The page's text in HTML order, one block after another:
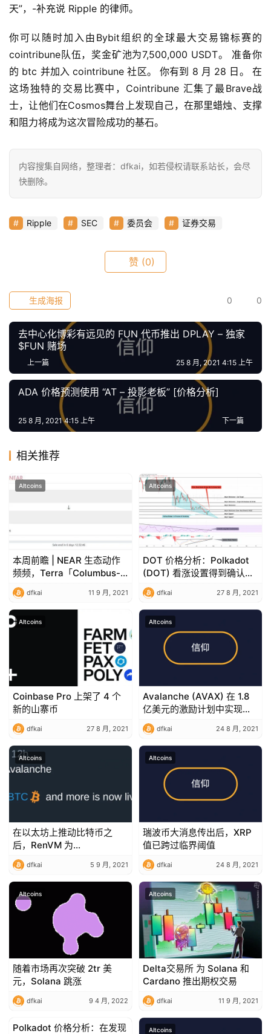
页
仰
数
常
用
工
具
推
荐
天”，-补充说 Ripple 的律师。
你可以随时加入由Bybit组织的全球最大交易锦标赛的
cointribune队伍，奖金矿池为7,500,000 USDT。 准备你
的 btc 并加入 cointribune 社区。 你有到 8 月 28 日。 在
这场独特的​​交易比赛中，Cointribune 汇集了最Brave战
士，让他们在Cosmos舞台上发现自己，在那里蜡烛、支撑
和阻力将成为这次冒险成功的基石。
内容搜集自网络，整理者：dfkai，如若侵权请联系站长，会尽
快删除。
Ripple SEC 委员会 证券交易
赞 (0)
0 0
生成海报
去中心化博彩有远见的 FUN 代币推出 DPLAY – 独家
$FUN 赌场
上一篇 25 8 月, 2021 4:15 上午
ADA 价格预测使用 “AT – 投影老板” [价格分析]
下一篇
25 8 月, 2021 4:15 上午
相关推荐
Altcoins
本周前瞻 | NEAR 生态动作
频频，Terra「Columbus-5
升级」治理投票结束
dfkai 11 9 月, 2021
Altcoins
DOT 价格分析：Polkadot
(DOT) 看涨设置得到确认，
下一个目标价格为 17 美元
dfkai 27 8 月, 2021
Altcoins
Coinbase Pro 上架了 4 个
新的山寨币
dfkai 27 8 月, 2021
Altcoins
Avalanche (AVAX) 在 1.8
亿美元的激励计划中实现了
40% 的大幅上涨
dfkai 24 8 月, 2021
Altcoins
在以太坊上推动比特币之
后，RenVM 为
Avalanche（AVAX）做准
备 dfkai 5 9 月, 2021
Altcoins
瑞波币大消息传出后，XRP
值已跨过临界阈值
dfkai 24 8 月, 2021
Altcoins
随着市场再次突破 2tr 美
元，Solana 跳涨
dfkai 9 4 月, 2022
Altcoins
Delta交易所 为 Solana 和
Cardano 推出期权交易
dfkai 11 9 月, 2021
Altcoins
Polkadot 价格分析：在发现 Altcoins